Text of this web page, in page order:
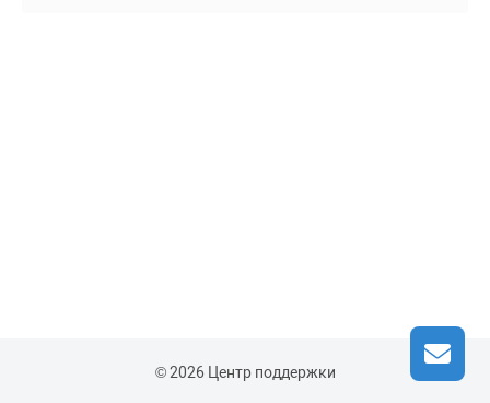
© 2026 Центр поддержки